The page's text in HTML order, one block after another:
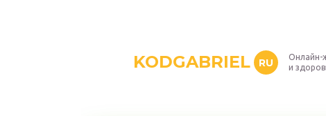
KODGABRIEL RU
Онлайн-
и